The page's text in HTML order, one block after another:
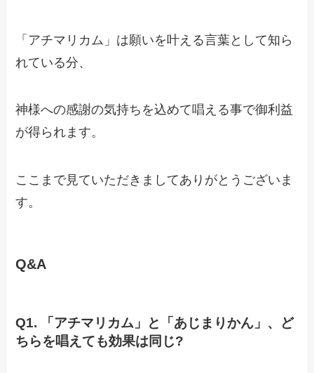
「アチマリカム」は願いを叶える言葉として知ら
れている分、
神様への感謝の気持ちを込めて唱える事で御利益
が得られます。
ここまで見ていただきましてありがとうございま
す。
Q&A
Q1. 「アチマリカム」と「あじまりかん」、ど
ちらを唱えても効果は同じ?